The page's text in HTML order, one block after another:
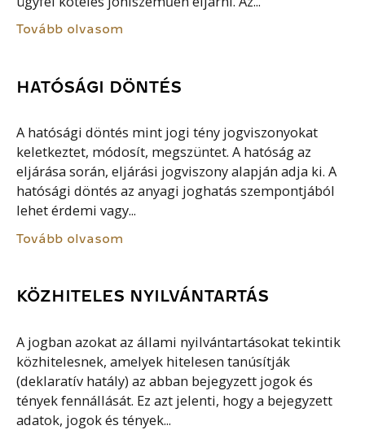
Tovább olvasom
HATÓSÁGI DÖNTÉS
A hatósági döntés mint jogi tény jogviszonyokat
keletkeztet, módosít, megszüntet. A hatóság az
eljárása során, eljárási jogviszony alapján adja ki. A
hatósági döntés az anyagi joghatás szempontjából
lehet érdemi vagy...
Tovább olvasom
KÖZHITELES NYILVÁNTARTÁS
A jogban azokat az állami nyilvántartásokat tekintik
közhitelesnek, amelyek hitelesen tanúsítják
(deklaratív hatály) az abban bejegyzett jogok és
tények fennállását. Ez azt jelenti, hogy a bejegyzett
adatok, jogok és tények...